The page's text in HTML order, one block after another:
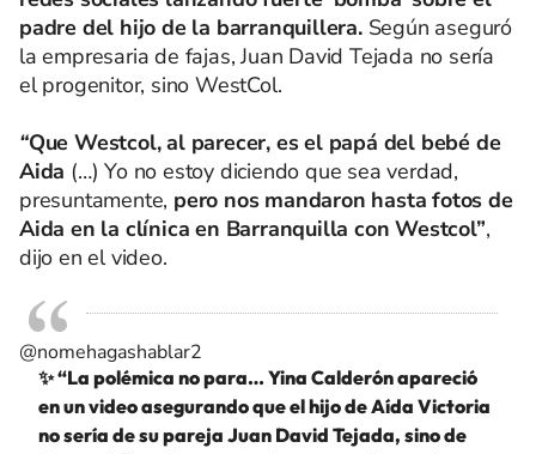
padre del hijo de la barranquillera. Según aseguró
la empresaria de fajas, Juan David Tejada no sería
el progenitor, sino WestCol.
“Que Westcol, al parecer, es el papá del bebé de
Aida (…) Yo no estoy diciendo que sea verdad,
presuntamente, pero nos mandaron hasta fotos de
Aida en la clínica en Barranquilla con Westcol”,
dijo en el video.
@nomehagashablar2
✨ “La polémica no para… Yina Calderón apareció
en un video asegurando que el hijo de Aída Victoria
no sería de su pareja Juan David Tejada, sino de